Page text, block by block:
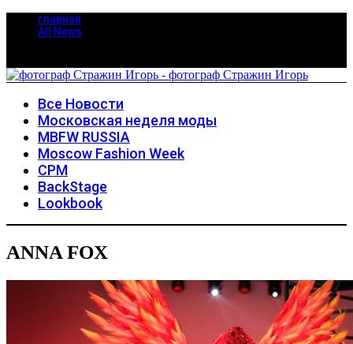
главная
All News
Все Новости
Московская неделя моды
MBFW RUSSIA
Moscow Fashion Week
CPM
BackStage
Lookbook
ANNA FOX